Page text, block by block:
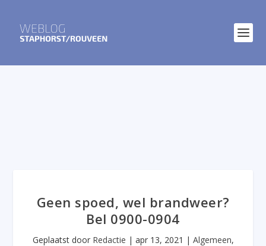
Geen spoed, wel brandweer?
Bel 0900-0904
Geplaatst door Redactie | apr 13, 2021 | Algemeen,